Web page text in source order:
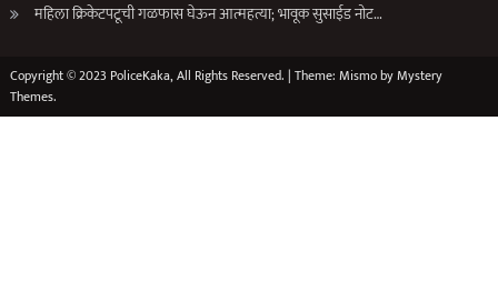
महिला क्रिकेटपटूची गळफास घेऊन आत्महत्या; भावूक सुसाईड नोट…
Copyright © 2023 PoliceKaka, All Rights Reserved. | Theme: Mismo byMystery
Themes.